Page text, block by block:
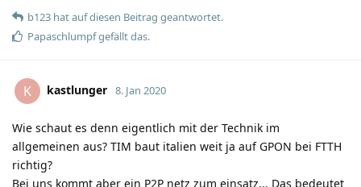
b123 hatauf diesen Beitrag geantwortet.
Papaschlumpfgefällt das.
K kastlunger 8. Jan 2020
Wie schaut es denn eigentlich mit der Technik im
allgemeinen aus? TIM baut italien weit ja auf GPON bei FTTH
richtig?
Bei uns kommt aber ein P2P netz zum einsatz... Das bedeutet